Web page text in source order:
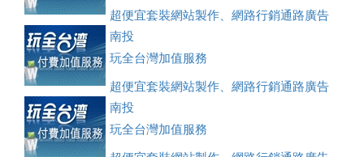
超便宜套裝網站製作、網路行銷通路廣告
刊登、訂房系統、客房委託旅行社銷售，全面優惠中....
南投
玩全台灣加值服務
超便宜套裝網站製作、網路行銷通路廣告
刊登、訂房系統、客房委託旅行社銷售，全面優惠中....
南投
玩全台灣加值服務